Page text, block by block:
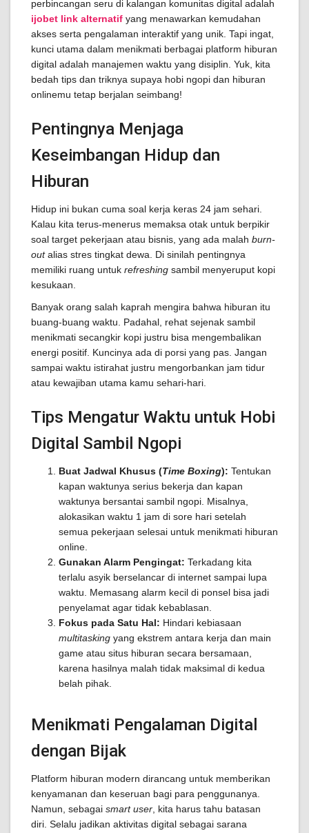
perbincangan seru di kalangan komunitas digital adalah
ijobet link alternatif yang menawarkan kemudahan
akses serta pengalaman interaktif yang unik. Tapi ingat,
kunci utama dalam menikmati berbagai platform hiburan
digital adalah manajemen waktu yang disiplin. Yuk, kita
bedah tips dan triknya supaya hobi ngopi dan hiburan
onlinemu tetap berjalan seimbang!
Pentingnya Menjaga
Keseimbangan Hidup dan
Hiburan
Hidup ini bukan cuma soal kerja keras 24 jam sehari.
Kalau kita terus-menerus memaksa otak untuk berpikir
soal target pekerjaan atau bisnis, yang ada malah burn-
outalias stres tingkat dewa. Di sinilah pentingnya
memiliki ruang untuk refreshing sambil menyeruput kopi
kesukaan.
Banyak orang salah kaprah mengira bahwa hiburan itu
buang-buang waktu. Padahal, rehat sejenak sambil
menikmati secangkir kopi justru bisa mengembalikan
energi positif. Kuncinya ada di porsi yang pas. Jangan
sampai waktu istirahat justru mengorbankan jam tidur
atau kewajiban utama kamu sehari-hari.
Tips Mengatur Waktu untuk Hobi
Digital Sambil Ngopi
Buat Jadwal Khusus (Time Boxing): Tentukan
kapan waktunya serius bekerja dan kapan
waktunya bersantai sambil ngopi. Misalnya,
alokasikan waktu 1 jam di sore hari setelah
semua pekerjaan selesai untuk menikmati hiburan
online.
Gunakan Alarm Pengingat: Terkadang kita
terlalu asyik berselancar di internet sampai lupa
waktu. Memasang alarm kecil di ponsel bisa jadi
penyelamat agar tidak kebablasan.
Fokus pada Satu Hal: Hindari kebiasaan
multitasking yang ekstrem antara kerja dan main
game atau situs hiburan secara bersamaan,
karena hasilnya malah tidak maksimal di kedua
belah pihak.
Menikmati Pengalaman Digital
dengan Bijak
Platform hiburan modern dirancang untuk memberikan
kenyamanan dan keseruan bagi para penggunanya.
Namun, sebagai smart user , kita harus tahu batasan
diri. Selalu jadikan aktivitas digital sebagai sarana